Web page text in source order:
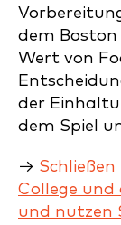
dem Boston
Wert von
der
dem Spiel
→ Schließen
College
und nutzen